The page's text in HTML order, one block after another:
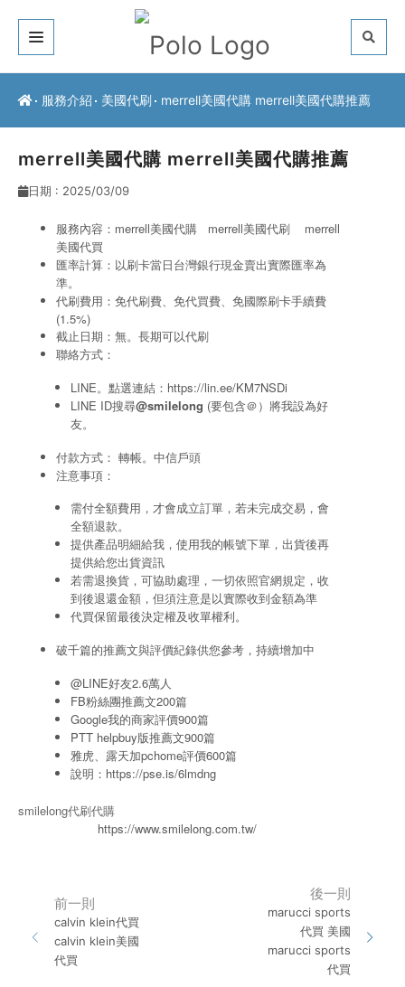
關於我們
最新公告
聯絡方式
服務介紹 美國代刷 merrell美國代購 merrell美國代購推薦
merrell美國代購 merrell美國代購推薦
日期 : 2025/03/09
服務內容：merrell美國代購 merrell美國代刷
merrell
美國代買
匯率計算：以刷卡當日台灣銀行現金賣出實際匯率為
準。
代刷費用：免代刷費、免代買費、免國際刷卡手續費
(1.5%)
截止日期：無。長期可以代刷
聯絡方式：
LINE。點選連結： https://lin.ee/KM7NSDi
LINE ID搜尋@smilelong (要包含＠）將我設為好
友。
付款方式： 轉帳。中信戶頭
注意事項：
需付全額費用，才會成立訂單，若未完成交易，會
全額退款。
提供產品明細給我，使用我的帳號下單，出貨後再
提供給您出貨資訊
若需退換貨，可協助處理，一切依照官網規定，收
到後退還金額，但須注意是以實際收到金額為準
代買保留最後決定權及收單權利。
破千篇的推薦文與評價紀錄供您參考，持續增加中
@LINE好友2.6萬人
FB粉絲團推薦文200篇
Google我的商家評價900篇
PTT helpbuy版推薦文900篇
雅虎、露天加pchome評價600篇
說明： https://pse.is/6lmdng
smilelong代刷代購
https://www.smilelong.com.tw/
前一則
calvin klein代買
calvin klein美國
代買
後一則
marucci sports
代買 美國
marucci sports
代買